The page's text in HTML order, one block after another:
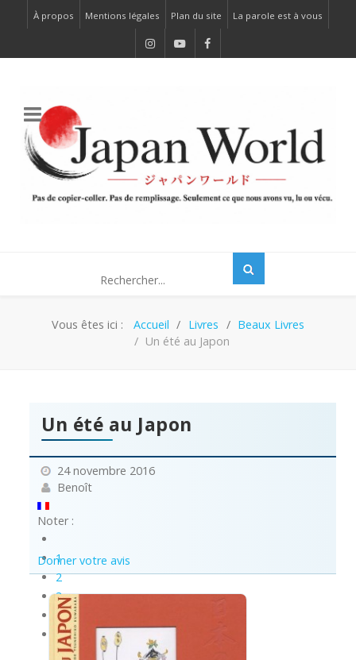
À propos Mentions légales Plan du site La parole est à vous
Vous êtes ici : Accueil Livres
Beaux Livres
Un été au Japon
Un été au Japon
24 novembre 2016
Benoît
Noter :
1
2
3
4
5
Donner votre avis